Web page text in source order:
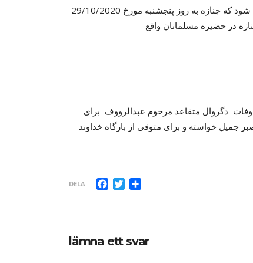
نسبت وفات دگروال متقاعد عبدالروف خان نورستانی به اطلاع دوستان رسانیده می شود که جنازه به روز پنجشنبه مورخ 29/10/2020
دگروال متقاعد مرحوم عبدالرووف برای
جمیل خواسته و برای متوفی از بارگاه خداوند
DELA Facebook
Twitter
lämna ett svar